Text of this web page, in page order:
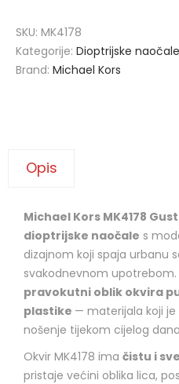
SKU: MK4178
Kategorije: Dioptrijske naočale
Brand: Michael Kors
Opis
Michael Kors MK4178
dioptrijske naočale s
dizajnom koji spaja urbanu
svakodnevnom
pravokutni oblik okvira
plastike — materijala koji je
nošenje tijekom cijelog
Okvir MK4178 ima čistu i
pristaje većini oblika lica,